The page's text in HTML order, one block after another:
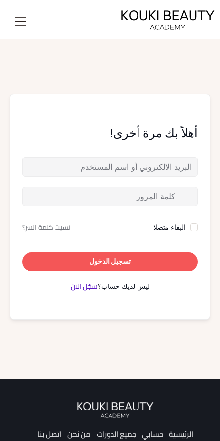
أهلاً بك مرة أخرى!
البقاء متصلا نسيت كلمة السر؟
تسجيل الدخول
ليس لديك حساب؟سجّل الآن
الرئيسية حسابي جميع الدورات من نحن اتصل بنا